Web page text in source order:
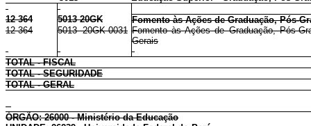
12 364 5013 20GK
Fomento às Ações de Graduação, Pós-
12 364
5013 20GK 0031 Fomento às Ações de Graduação, Pós-
Gerais
TOTAL - FISCAL
TOTAL - SEGURIDADE
TOTAL - GERAL
ÓRGÃO: 26000 - Ministério da Educação